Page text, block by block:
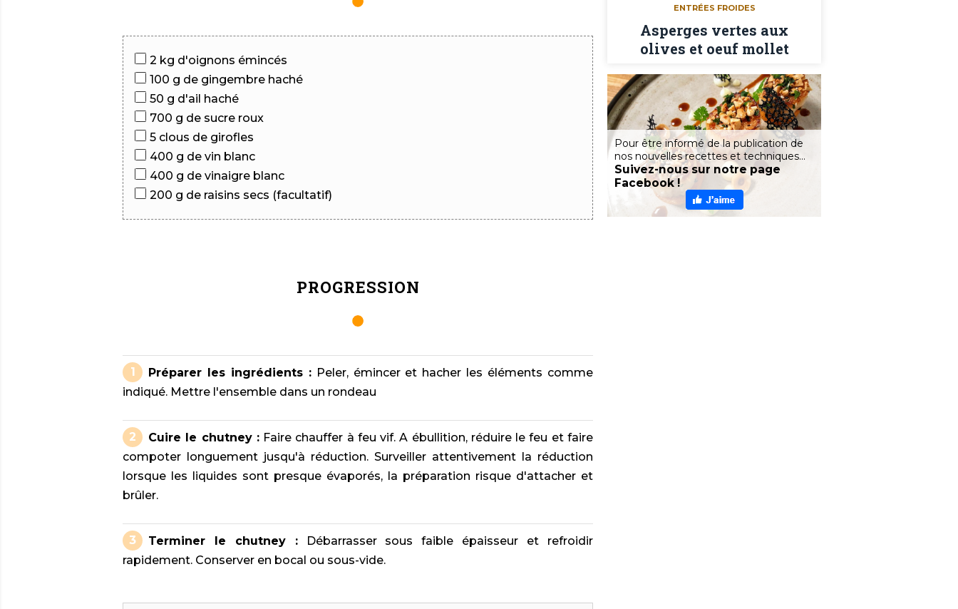
2 kg d'oignons émincés
100 g de gingembre haché
50 g d'ail haché
700 g de sucre roux
5 clous de girofles
400 g de vin blanc
400 g de vinaigre blanc
200 g de raisins secs (facultatif)
PROGRESSION
Préparer les ingrédients :Peler, émincer et hacher les éléments comme
indiqué. Mettre l'ensemble dans un rondeau
Cuire le chutney :Faire chauffer à feu vif. A ébullition, réduire le feu et faire
compoter longuement jusqu'à réduction. Surveiller attentivement la réduction
lorsque les liquides sont presque évaporés, la préparation risque d'attacher et
brûler.
Terminer le chutney :Débarrasser sous faible épaisseur et refroidir
rapidement. Conserver en bocal ou sous-vide.
ENTRÉES FROIDES
Asperges vertes aux
olives et oeuf mollet
Pour être informé de la publication de
nos nouvelles recettes et techniques...
Suivez-nous sur notre page
Facebook !